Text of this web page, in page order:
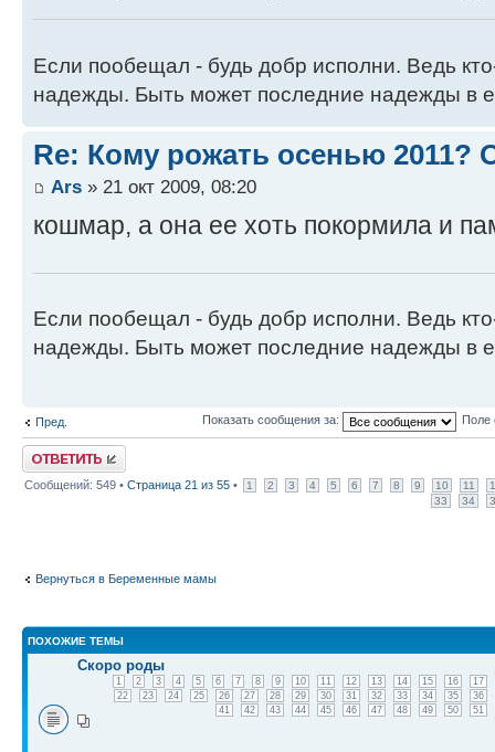
Если пообещал - будь добр исполни. Ведь
надежды. Быть может последние надежды в
Re: Кому рожать осенью 2011?
Ars » 21 окт 2009, 08:20
кошмар, а она ее хоть покормила и
Если пообещал - будь добр исполни. Ведь
надежды. Быть может последние надежды в
Пред. Показать сообщения за: Поле
Ответить
Сообщений: 549 • Страница 21 из 55 • 1 2 3 4 5 6 7 8 9 10 11
33
34
Вернуться в Беременные мамы
ПОХОЖИЕ ТЕМЫ
Скоро роды
1 2 3 4 5 6 7 8 9 10 11 12 13 14 15 16
17
22
23 24 25 26 27 28 29 30 31 32 33 34 35
36
41
42 43 44 45 46 47 48 49 50 51